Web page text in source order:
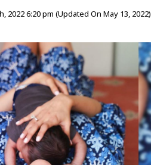
2022 6:20 pm(Updated On May 13, 2022)